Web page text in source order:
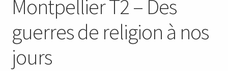
Montpellier T2 – Des
guerres de religion à nos
jours